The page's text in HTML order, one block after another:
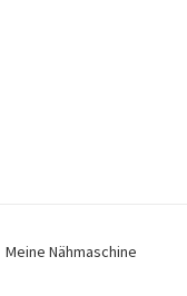
Meine Nähmaschine